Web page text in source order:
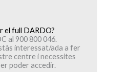
el full DARDO?
al 900 800 046.
interessat/ada a fer
centre i necessites
poder accedir.